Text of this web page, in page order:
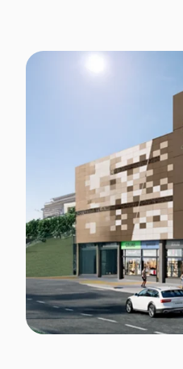
diseñado para ofrecer
comerciales, plazoleta de
vehiculares,
del municipio, preserva la
Las condiciones finales de la
La información del proyecto
Las imágenes expuestas en